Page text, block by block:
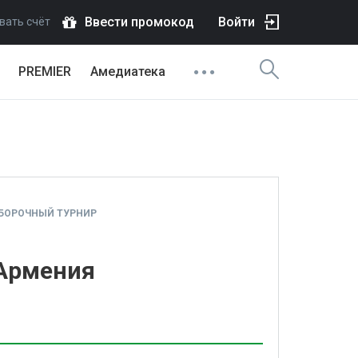
счёт Ввести промокод Войти
PREMIER Амедиатека
ТУРНИР